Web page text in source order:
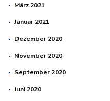
März 2021
Januar 2021
Dezember 2020
November 2020
September 2020
Juni 2020